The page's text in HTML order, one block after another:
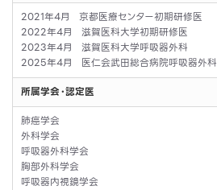
2021年4月 京都医療センター初期研修医
2022年4月 滋賀医科大学初期研修医
2023年4月 滋賀医科大学呼吸器外科
2025年4月 医仁会武田総合病院呼吸器外科
所属学会・認定医
肺癌学会
外科学会
呼吸器外科学会
胸部外科学会
呼吸器内視鏡学会